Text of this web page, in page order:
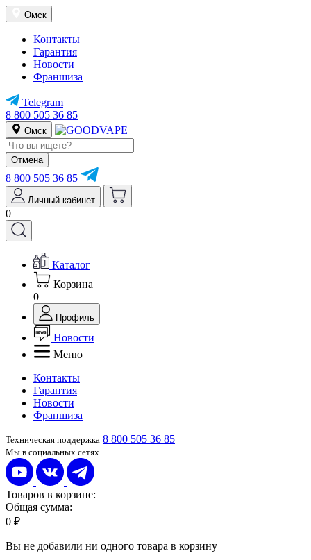
Омск
Контакты
Гарантия
Новости
Франшиза
Telegram
8 800 505 36 85
Омск
Отмена
8 800 505 36 85
Личный кабинет
0
Каталог
Корзина
0
Профиль
Новости
Меню
Контакты
Гарантия
Новости
Франшиза
Техническая поддержка 8 800 505 36 85
Мы в социальных сетях
Товаров в корзине:
Общая сумма:
0 ₽
Вы не добавили ни одного товара в корзину